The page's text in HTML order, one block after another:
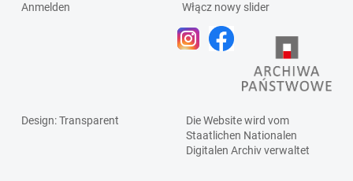
Anmelden
Włącz nowy slider
Design: Transparent
Die Website wird vom
Staatlichen Nationalen
Digitalen Archivverwaltet